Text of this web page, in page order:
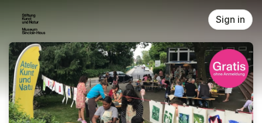
Sign in